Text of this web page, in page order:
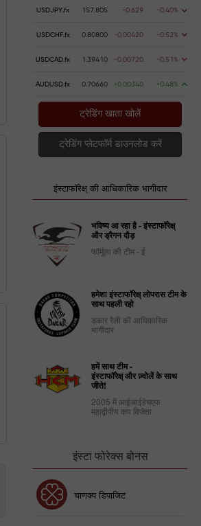
USDJPY.fx 157.805 -0.629 -0.40%
USDCHF.fx 0.80800 -0.00420 -0.52%
USDCAD.fx 1.39410 -0.00720 -0.51%
AUDUSD.fx 0.70660 +0.00340 +0.48%
ट्रेडिंग खाता खोलें
ट्रेडिंग प्लेटफॉर्म डाउनलोड करें
इंस्टाफॉरेक्ष् की आधिकारिक भागीदार
भविष्य आ रहा है - इंस्टाफॉरेक्ष्
और ड्रैगन दौड़
फॉर्मूला की टीम - ई
हमेशा इंस्टाफॉरेक्ष् लोपरास टीम के
साथ पहली रहो
डकार रैली की आधिकारिक
भागीदार
हमें साथ टीम -
इंस्टाफॉरेक्ष् और ज़्वोलें के साथ
जीते!
2005 में आईआईहेचएफ
महाद्वीपीय कप विजेता
इंस्टा फोरेक्स बोनस
चाणक्य डिपाजिट